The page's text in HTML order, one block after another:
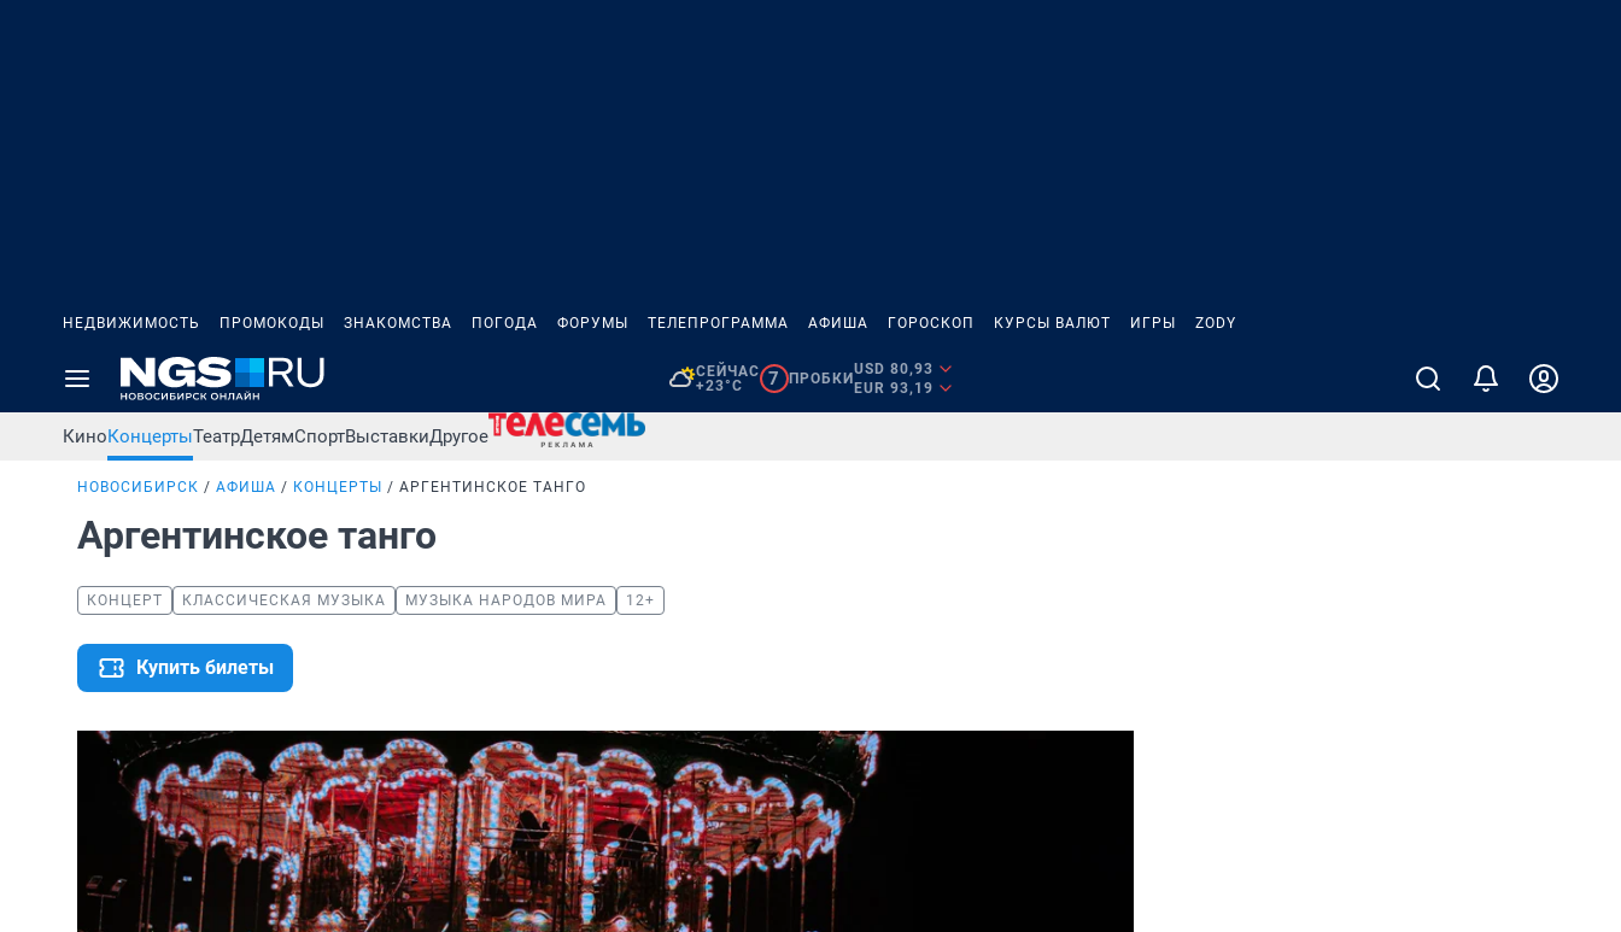
НЕДВИЖИМОСТЬ ПРОМОКОДЫ ЗНАКОМСТВА ПОГОДА ФОРУМЫ ТЕЛЕПРОГРАММА АФИША ГОРОСКОП КУРСЫ ВАЛЮТ ИГРЫ ZODY
СЕЙЧАС
+23°C
7 ПРОБКИ
USD 80,93
EUR 93,19
КиноКонцертыТеатрДетямСпортВыставкиДругое
НОВОСИБИРСК АФИША КОНЦЕРТЫ АРГЕНТИНСКОЕ ТАНГО
Аргентинское танго
КОНЦЕРТ КЛАССИЧЕСКАЯ МУЗЫКА МУЗЫКА НАРОДОВ МИРА 12+
Купить билеты